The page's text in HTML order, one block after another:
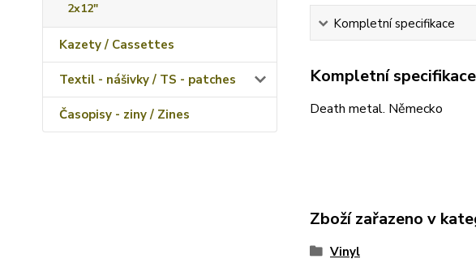
2x12"
Kazety / Cassettes
Textil - nášivky / TS - patches
Časopisy - ziny / Zines
Kompletní specifikace
Kompletní specifikace
Death metal. Německo
Zboží zařazeno v
Vinyl